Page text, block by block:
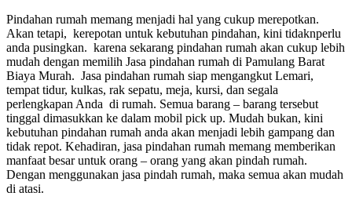
Pindahan rumah memang menjadi hal yang cukup merepotkan.
Akan tetapi, kerepotan untuk kebutuhan pindahan, kini tidaknperlu
anda pusingkan. karena sekarang pindahan rumah akan cukup lebih
mudah dengan memilih Jasa pindahan rumah di Pamulang Barat
Biaya Murah. Jasa pindahan rumah siap mengangkut Lemari,
tempat tidur, kulkas, rak sepatu, meja, kursi, dan segala
perlengkapan Anda di rumah. Semua barang – barang tersebut
tinggal dimasukkan ke dalam mobil pick up. Mudah bukan, kini
kebutuhan pindahan rumah anda akan menjadi lebih gampang dan
tidak repot. Kehadiran, jasa pindahan rumah memang memberikan
manfaat besar untuk orang – orang yang akan pindah rumah.
Dengan menggunakan jasa pindah rumah, maka semua akan mudah
di atasi.